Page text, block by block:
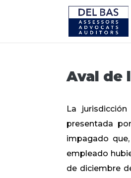
Aval de
La
presentada
impagado
empleado
de diciembre